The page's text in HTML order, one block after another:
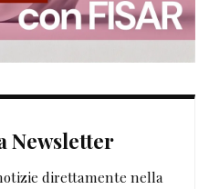
Newsletter
direttamente nella